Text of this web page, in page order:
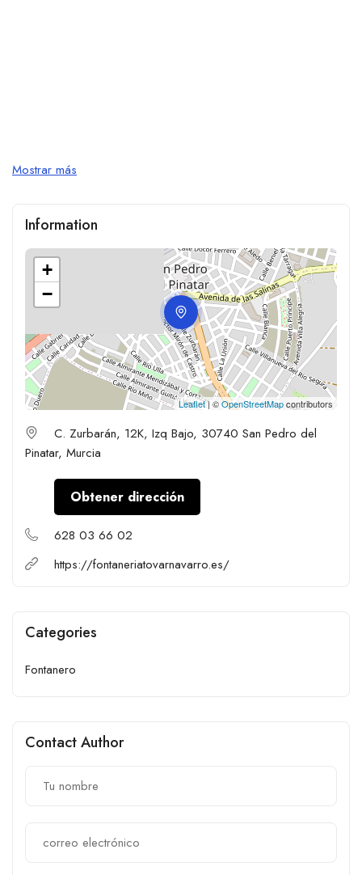
Mostrar más
Information
+
−
Leaflet| ©OpenStreetMapcontributors
C. Zurbarán, 12K, Izq Bajo, 30740 San Pedro del
Pinatar, Murcia
Obtener dirección
628 03 66 02
https://fontaneriatovarnavarro.es/
Categories
Fontanero
Contact Author